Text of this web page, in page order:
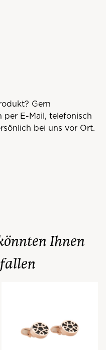
Gern
E-Mail, telefonisch
bei uns vor Ort.
Ihnen